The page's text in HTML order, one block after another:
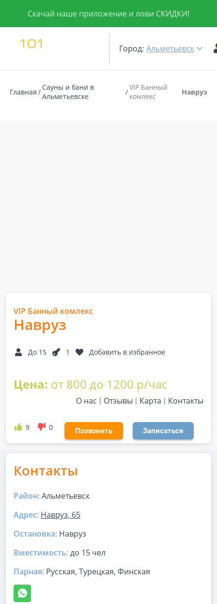
Скачай наше приложение и лови СКИДКИ!
Город: Альметьевск
Главная
Сауны и бани в
Альметьевске
VIP Банный
комлекс
Навруз
VIP Банный комлекс
Навруз
До 15 1 Добавить в избранное
Цена: от 800 до 1200 р/час
О нас Отзывы Карта Контакты
9 0 Позвонить Записаться
Контакты
Район:Альметьевск
Адрес: Навруз, 65
Остановка: Навруз
Вместимость:до 15 чел
Парная: Русская, Турецкая, Финская